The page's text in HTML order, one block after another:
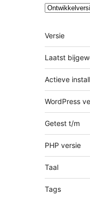
Meta
Versie
Laatst
Actieve
WordPress
Getest t/m
PHP versie
Taal
Tags